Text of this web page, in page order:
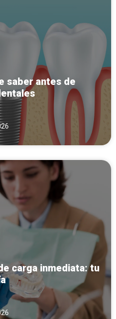
saber antes de
carga inmediata: tu